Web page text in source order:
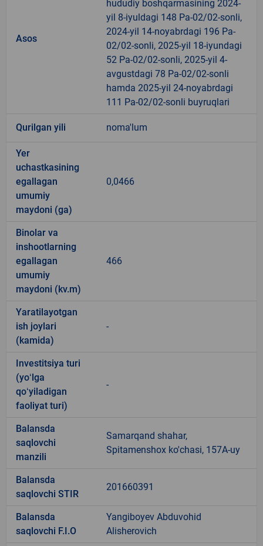
Asos
hududiy boshqarmasining 2024-
yil 8-iyuldagi 148 Pa-02/02-sonli,
2024-yil 14-noyabrdagi 196 Pa-
02/02-sonli, 2025-yil 18-iyundagi
52 Pa-02/02-sonli, 2025-yil 4-
avgustdagi 78 Pa-02/02-sonli
hamda 2025-yil 24-noyabrdagi
111 Pa-02/02-sonli buyruqlari
Qurilgan yili noma'lum
Yer
uchastkasining
egallagan
umumiy
maydoni (ga)
0,0466
Binolar va
inshootlarning
egallagan
umumiy
maydoni (kv.m)
466
Yaratilayotgan
ish joylari
(kamida)
-
Investitsiya turi
(yoʻlga
qoʻyiladigan
faoliyat turi)
-
Balansda
saqlovchi
manzili
Samarqand shahar,
Spitamenshox ko'chasi, 157A-uy
Balansda
saqlovchi STIR
201660391
Balansda
saqlovchi F.I.O
Yangiboyev Abduvohid
Alisherovich